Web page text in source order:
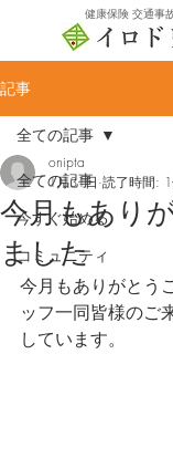
健康保険 交通事
記事
全ての記事
今すぐ始める
コミュニティ
全ての記事
今月もあり
ました
onipta
1月31日 読了時間:
今月もありがとう
ッフ一同皆様のご
しています。